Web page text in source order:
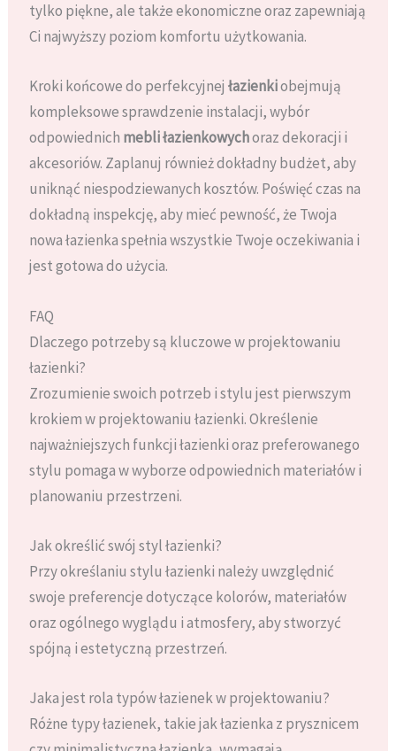
tylko piękne, ale także ekonomiczne oraz zapewniają
Ci najwyższy poziom komfortu użytkowania.
Kroki końcowe do perfekcyjnejłazienkiobejmują
kompleksowe sprawdzenie instalacji, wybór
odpowiednich mebli łazienkowychoraz dekoracji i
akcesoriów. Zaplanuj również dokładny budżet, aby
uniknąć niespodziewanych kosztów. Poświęć czas na
dokładną inspekcję, aby mieć pewność, że Twoja
nowa łazienka spełnia wszystkie Twoje oczekiwania i
jest gotowa do użycia.
FAQ
Dlaczego potrzeby są kluczowe w projektowaniu
łazienki?
Zrozumienie swoich potrzeb i stylu jest pierwszym
krokiem w projektowaniu łazienki. Określenie
najważniejszych funkcji łazienki oraz preferowanego
stylu pomaga w wyborze odpowiednich materiałów i
planowaniu przestrzeni.
Jak określić swój styl łazienki?
Przy określaniu stylu łazienki należy uwzględnić
swoje preferencje dotyczące kolorów, materiałów
oraz ogólnego wyglądu i atmosfery, aby stworzyć
spójną i estetyczną przestrzeń.
Jaka jest rola typów łazienek w projektowaniu?
Różne typy łazienek, takie jak łazienka z prysznicem